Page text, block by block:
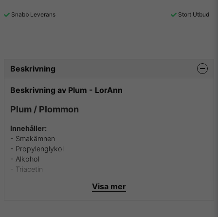
Snabb Leverans Stort Utbud
Beskrivning
Beskrivning av Plum - LorAnn
Plum / Plommon
Innehåller:
- Smakämnen
- Propylenglykol
- Alkohol
- Triacetin
Visa mer